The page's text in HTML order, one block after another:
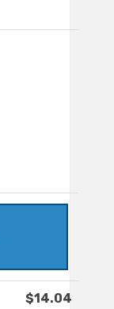
$14.04